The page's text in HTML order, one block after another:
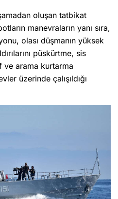
oluşan tatbikat
manevraların yanı sıra,
olası düşmanın yüksek
püskürtme, sis
ve arama kurtarma
üzerinde çalışıldığı